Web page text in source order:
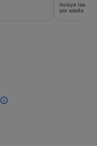
es
incluye tasas e
por adulto